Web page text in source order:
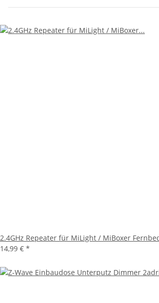
2.4GHz Repeater für MiLight / MiBoxer
14,99 € *